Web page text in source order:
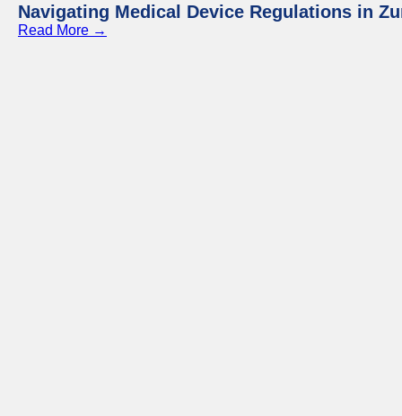
Navigating Medical Device Regulations in
Read More →